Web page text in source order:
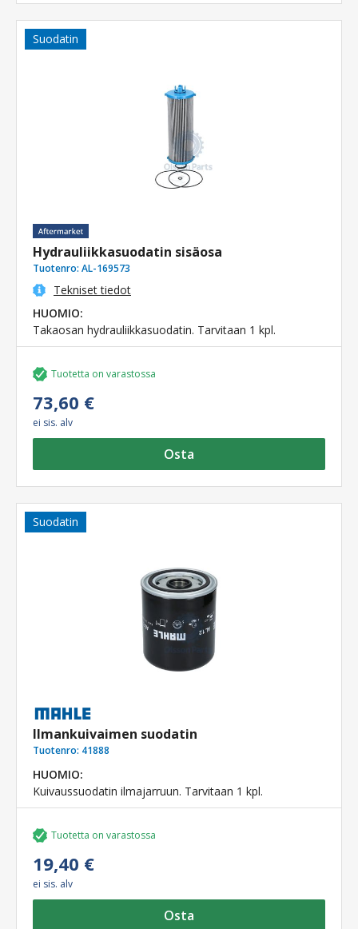
Suodatin
Hydrauliikkasuodatin sisäosa
Tuotenro: AL-169573
Tekniset tiedot
HUOMIO:
Takaosan hydrauliikkasuodatin. Tarvitaan 1 kpl.
Tuotetta on varastossa
73,60 €
ei sis. alv
Osta
Suodatin
Ilmankuivaimen suodatin
Tuotenro: 41888
HUOMIO:
Kuivaussuodatin ilmajarruun. Tarvitaan 1 kpl.
Tuotetta on varastossa
19,40 €
ei sis. alv
Osta